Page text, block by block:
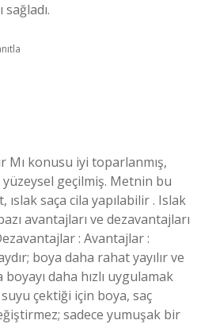
Mı konusu iyi toparlanmış,
geçilmiş. Metnin bu
ıslak saça cila yapılabilir . Islak
avantajları ve dezavantajları
: Avantajlar :
boya daha rahat yayılır ve
boyayı daha hızlı uygulamak
çektiği için boya, saç
sadece yumuşak bir